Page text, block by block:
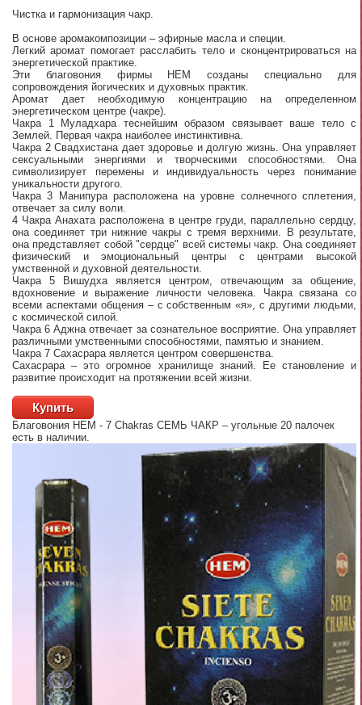
Чистка и гармонизация чакр.
В основе аромакомпозиции – эфирные масла и специи.
Легкий аромат помогает расслабить тело и сконцентрироваться на
энергетической практике.
Эти благовония фирмы HEM созданы специально для
сопровождения йогических и духовных практик.
Аромат дает необходимую концентрацию на определенном
энергетическом центре (чакре).
Чакра 1 Муладхара теснейшим образом связывает ваше тело с
Землей. Первая чакра наиболее инстинктивна.
Чакра 2 Свадхистана дает здоровье и долгую жизнь. Она управляет
сексуальными энергиями и творческими способностями. Она
символизирует перемены и индивидуальность через понимание
уникальности другого.
Чакра 3 Манипура расположена на уровне солнечного сплетения,
отвечает за силу воли.
4 Чакра Анахата расположена в центре груди, параллельно сердцу,
она соединяет три нижние чакры с тремя верхними. В результате,
она представляет собой "сердце" всей системы чакр. Она соединяет
физический и эмоциональный центры с центрами высокой
умственной и духовной деятельности.
Чакра 5 Вишудха является центром, отвечающим за общение,
вдохновение и выражение личности человека. Чакра связана со
всеми аспектами общения – с собственным «я», с другими людьми,
с космической силой.
Чакра 6 Аджна отвечает за сознательное восприятие. Она управляет
различными умственными способностями, памятью и знанием.
Чакра 7 Сахасрара является центром совершенства.
Сахасрара – это огромное хранилище знаний. Ее становление и
развитие происходит на протяжении всей жизни.
Купить
Благовония HEM - 7 Chakras СЕМЬ ЧАКР – угольные 20 палочек
есть в наличии.